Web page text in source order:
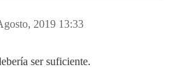
2019 13:33
ser suficiente.